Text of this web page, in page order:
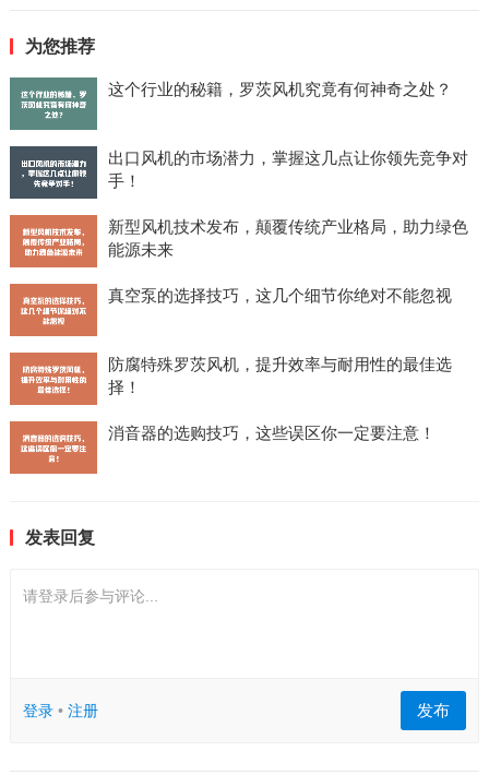
为您推荐
这个行业的秘籍，罗茨风机究竟有何神奇之处？
出口风机的市场潜力，掌握这几点让你领先竞争对
手！
新型风机技术发布，颠覆传统产业格局，助力绿色
能源未来
真空泵的选择技巧，这几个细节你绝对不能忽视
防腐特殊罗茨风机，提升效率与耐用性的最佳选
择！
消音器的选购技巧，这些误区你一定要注意！
发表回复
请登录后参与评论...
登录• 注册 发布